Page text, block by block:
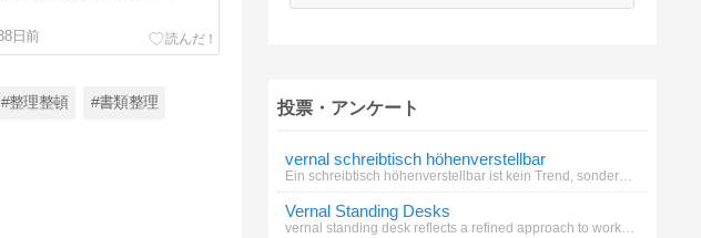
日前
#整理整頓 #書類整理 投票・アンケート
vernal schreibtisch höhenverstellbar
Ein schreibtisch höhenverstellbar ist kein Trend, sondern eine Notwendigkeit für alle, die ihren Körper nicht länger ign
Vernal Standing Desks
vernal standing desk reflects a refined approach to workspace design.